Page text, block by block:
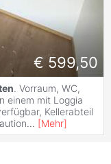
€ 599,50
. Vorraum, WC,
einem mit Loggia
Kellerabteil
... [Mehr]